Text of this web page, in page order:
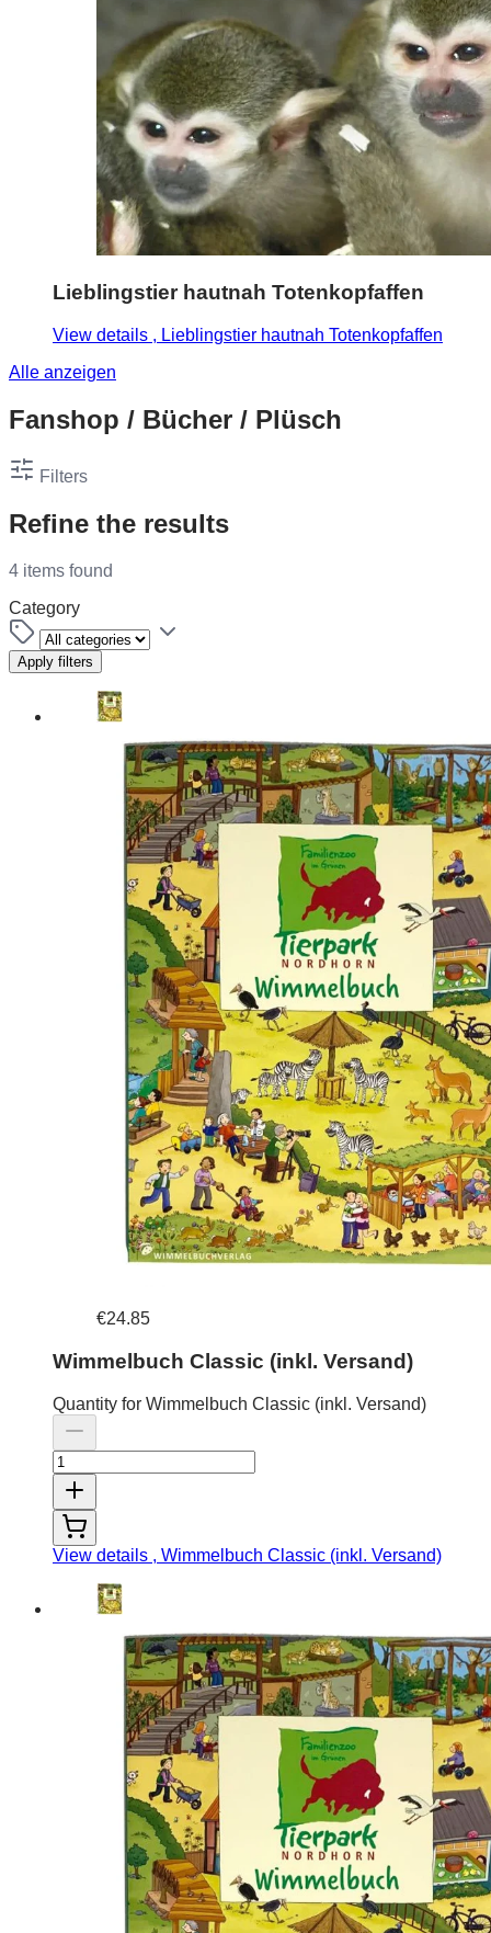
Lieblingstier hautnah Totenkopfaffen
View details , Lieblingstier hautnah Totenkopfaffen
Alle anzeigen
Fanshop / Bücher / Plüsch
Filters
Refine the results
4 items found
Category
Apply filters
€24.85
Wimmelbuch Classic (inkl. Versand)
Quantity for Wimmelbuch Classic (inkl. Versand)
View details , Wimmelbuch Classic (inkl. Versand)